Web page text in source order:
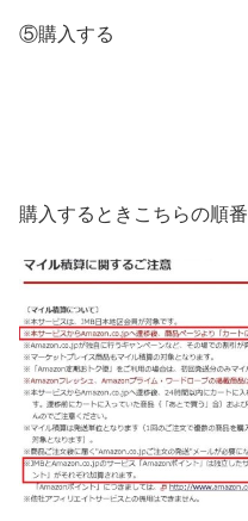
⑤購入する
購入するときこちらの順